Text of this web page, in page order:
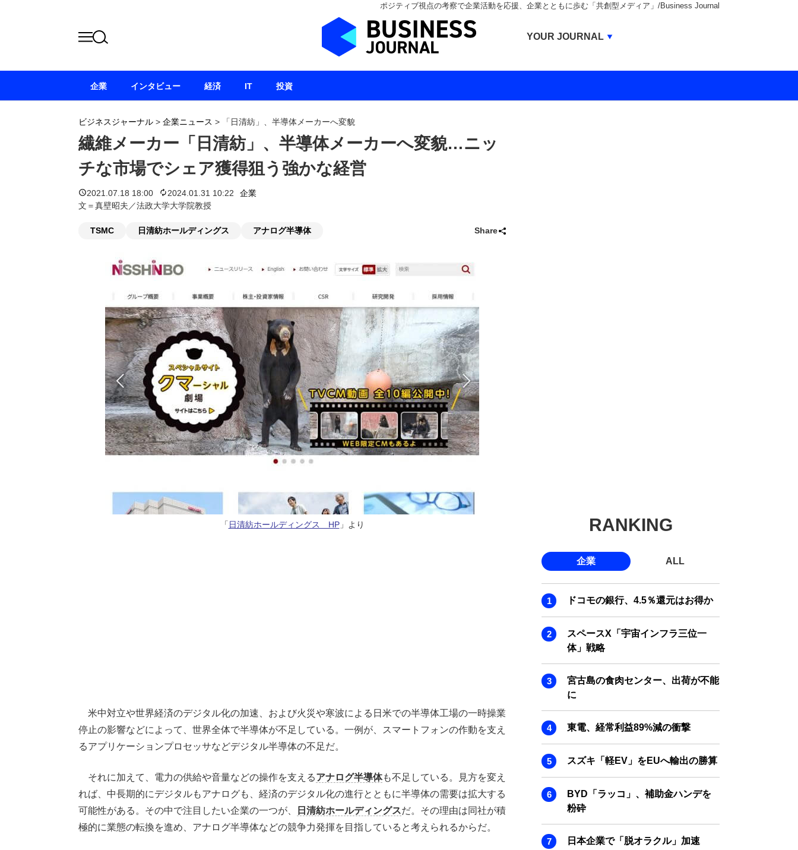
ポジティブ視点の考察で企業活動を応援、企業とともに歩む「共創型メディア」/Business Journal
ビジネスジャーナル > 企業ニュース > 「日清紡」、半導体メーカーへ変貌
繊維メーカー「日清紡」、半導体メーカーへ変貌…ニッ
チな市場でシェア獲得狙う強かな経営
2021.07.18 18:00 2024.01.31 10:22
企業
文＝真壁昭夫／法政大学大学院教授
TSMC 日清紡ホールディングス アナログ半導体 Share
「 日清紡ホールディングス　HP」より
米中対立や世界経済のデジタル化の加速、および火災や寒波による日米での半導体工場の一時操業
停止の影響などによって、世界全体で半導体が不足している。一例が、スマートフォンの作動を支え
るアプリケーションプロセッサなどデジタル半導体の不足だ。
それに加えて、電力の供給や音量などの操作を支えるアナログ半導体も不足している。見方を変え
れば、中長期的にデジタルもアナログも、経済のデジタル化の進行とともに半導体の需要は拡大する
可能性がある。その中で注目したい企業の一つが、
日清紡ホールディングスだ。その理由は同社が積
極的に業態の転換を進め、アナログ半導体などの競争力発揮を目指していると考えられるからだ。
RANKING
企業 ALL
ドコモの銀行、4.5％還元はお得か
スペースX「宇宙インフラ三位一
体」戦略
宮古島の食肉センター、出荷が不能
に
東電、経常利益89%減の衝撃
スズキ「軽EV」をEUへ輸出の勝算
BYD「ラッコ」、補助金ハンデを
粉砕
日本企業で「脱オラクル」加速
企業 インタビュー 経済 IT 投資
YOUR JOURNAL
BUSINESS JOURNAL